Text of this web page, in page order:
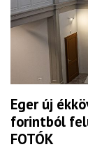
Eger új
forintból
FOTÓK